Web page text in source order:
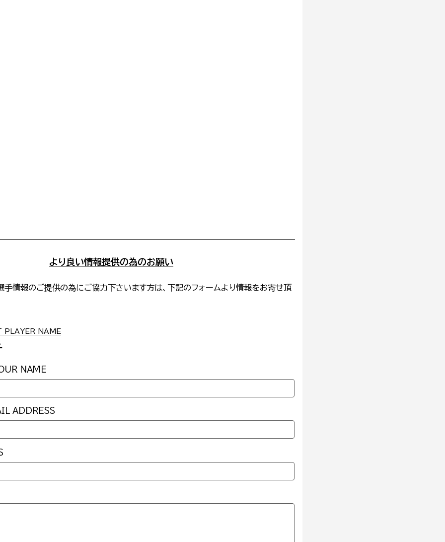
より良い情報提供の為のお願い
手情報のご提供の為にご協力下さいます方は、下記のフォームより情報をお寄せ頂
PLAYER NAME
NAME
ADDRESS